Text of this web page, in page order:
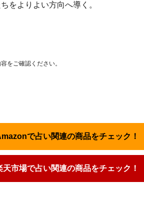
をよりよい方向へ導く。
をご確認ください。
で占い関連の商品をチェック！
天市場で占い関連の商品をチェック！